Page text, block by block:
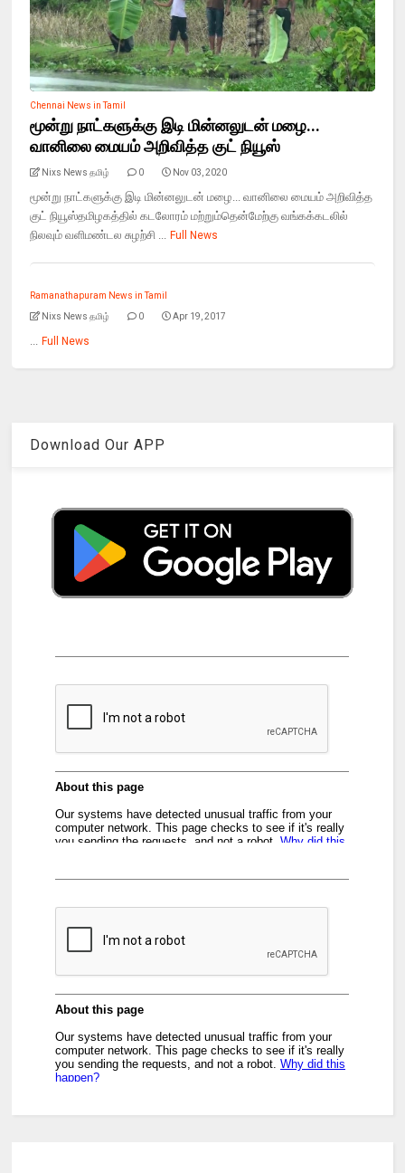
Chennai News in Tamil
மூன்று நாட்களுக்கு இடி மின்னலுடன் மழை...
வானிலை மையம் அறிவித்த குட் நியூஸ்
Nixs News தமிழ் 0 Nov 03, 2020
மூன்று நாட்களுக்கு இடி மின்னலுடன் மழை... வானிலை மையம் அறிவித்த
குட் நியூஸ்தமிழகத்தில் கடலோரம் மற்றும்தென்மேற்கு வங்கக்கடலில்
நிலவும் வளிமண்டல சுழற்சி ... Full News
Ramanathapuram News in Tamil
Nixs News தமிழ் 0 Apr 19, 2017
... Full News
Download Our APP